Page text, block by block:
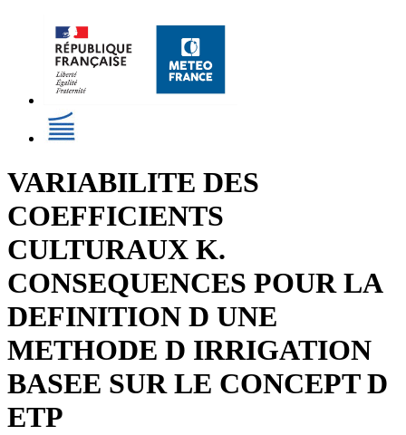
VARIABILITE DES
COEFFICIENTS
CULTURAUX K.
CONSEQUENCES POUR LA
DEFINITION D UNE
METHODE D IRRIGATION
BASEE SUR LE CONCEPT D
ETP